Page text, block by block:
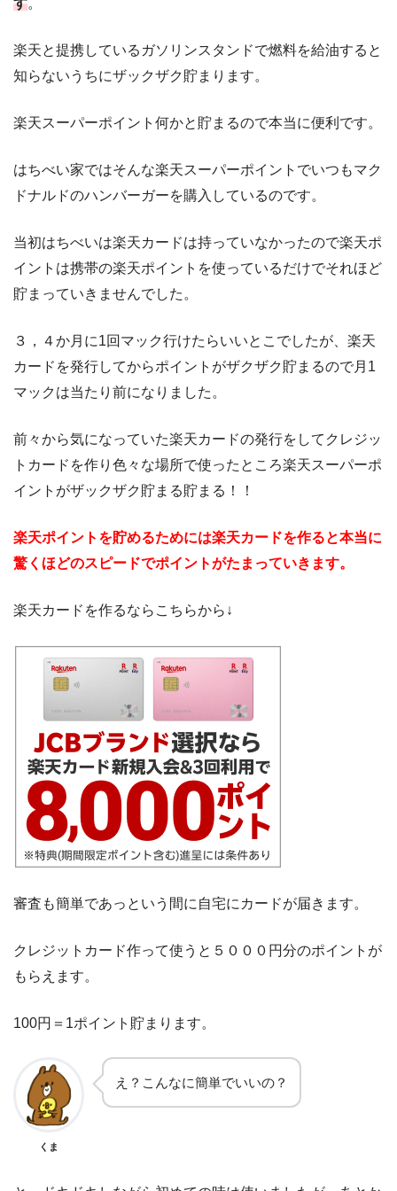
す。
楽天と提携しているガソリンスタンドで燃料を給油すると
知らないうちにザックザク貯まります。
楽天スーパーポイント何かと貯まるので本当に便利です。
はちべい家ではそんな楽天スーパーポイントでいつもマク
ドナルドのハンバーガーを購入しているのです。
当初はちべいは楽天カードは持っていなかったので楽天ポ
イントは携帯の楽天ポイントを使っているだけでそれほど
貯まっていきませんでした。
３，４か月に1回マック行けたらいいとこでしたが、楽天
カードを発行してからポイントがザクザク貯まるので月1
マックは当たり前になりました。
前々から気になっていた楽天カードの発行をしてクレジッ
トカードを作り色々な場所で使ったところ楽天スーパーポ
イントがザックザク貯まる貯まる！！
楽天ポイントを貯めるためには楽天カードを作ると本当に
驚くほどのスピードでポイントがたまっていきます。
楽天カードを作るならこちらから↓
審査も簡単であっという間に自宅にカードが届きます。
クレジットカード作って使うと５０００円分のポイントが
もらえます。
100円＝1ポイント貯まります。
くま
え？こんなに簡単でいいの？